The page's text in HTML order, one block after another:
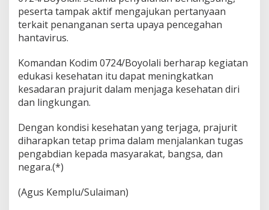
peserta tampak aktif mengajukan pertanyaan
terkait penanganan serta upaya pencegahan
hantavirus.
Komandan Kodim 0724/Boyolali berharap kegiatan
edukasi kesehatan itu dapat meningkatkan
kesadaran prajurit dalam menjaga kesehatan diri
dan lingkungan.
Dengan kondisi kesehatan yang terjaga, prajurit
diharapkan tetap prima dalam menjalankan tugas
pengabdian kepada masyarakat, bangsa, dan
negara.(*)
(Agus Kemplu/Sulaiman)